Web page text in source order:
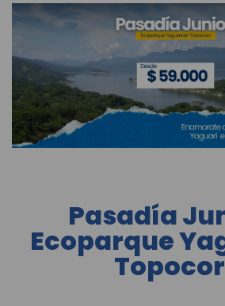
Pasadía
Ecoparque